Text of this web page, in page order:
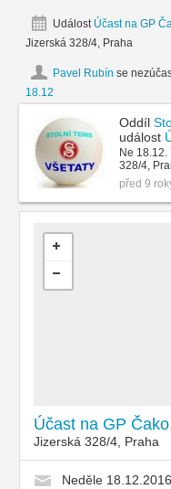
Událost Účast na GP
Jizerská 328/4, Praha
Pavel Rubín se
18.12
Oddíl
událost
Ne
328/4,
před 9
Účast na GP
Jizerská 328/4, Praha
Neděle